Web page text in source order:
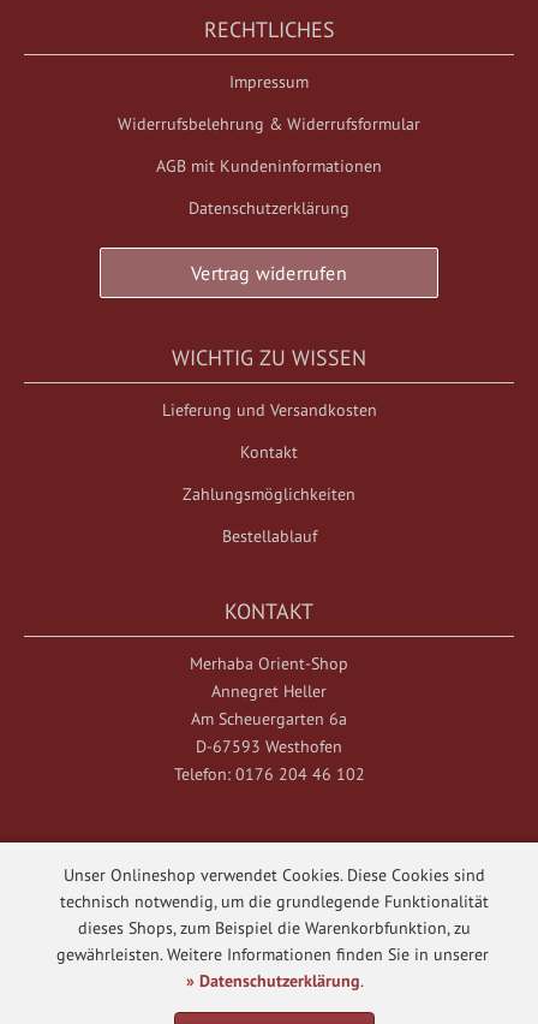
RECHTLICHES
Impressum
Widerrufsbelehrung & Widerrufsformular
AGB mit Kundeninformationen
Datenschutzerklärung
Vertrag widerrufen
WICHTIG ZU WISSEN
Lieferung und Versandkosten
Kontakt
Zahlungsmöglichkeiten
Bestellablauf
KONTAKT
Merhaba Orient-Shop
Annegret Heller
Am Scheuergarten 6a
D-67593 Westhofen
Telefon: 0176 204 46 102
Merhaba Orient-Shop © 2026
Template © 2017 - 2026
web-n-arts.de
ified eCommerce Shopsoftware © 2009 - 2026
Unser Onlineshop verwendet Cookies. Diese Cookies sind
technisch notwendig, um die grundlegende Funktionalität
dieses Shops, zum Beispiel die Warenkorbfunktion, zu
gewährleisten. Weitere Informationen finden Sie in unserer
» Datenschutzerklärung.